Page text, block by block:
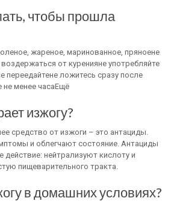
чтобы прошла
жареное, маринованное, пряноене
от куренияне употребляйте
переедайтене ложитесь сразу после
менее часаЕщё
изжогу?
средство от изжоги – это антациды.
и облегчают состояние. Антациды
нейтрализуют кислоту и
пищеварительного тракта.
в домашних условиях?